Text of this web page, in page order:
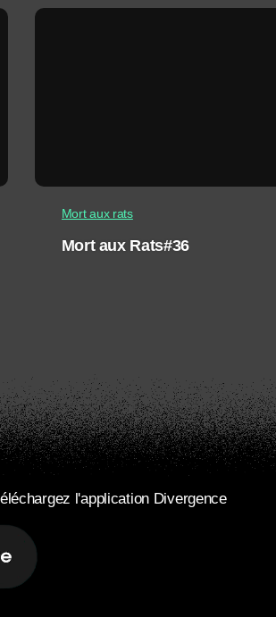
Mort aux rats
Mort aux Rats#36
l'application Divergence